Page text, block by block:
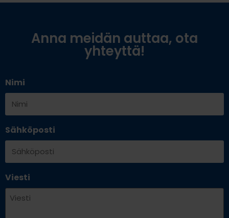
Anna meidän auttaa, ota
yhteyttä!
Nimi
Sähköposti
Viesti